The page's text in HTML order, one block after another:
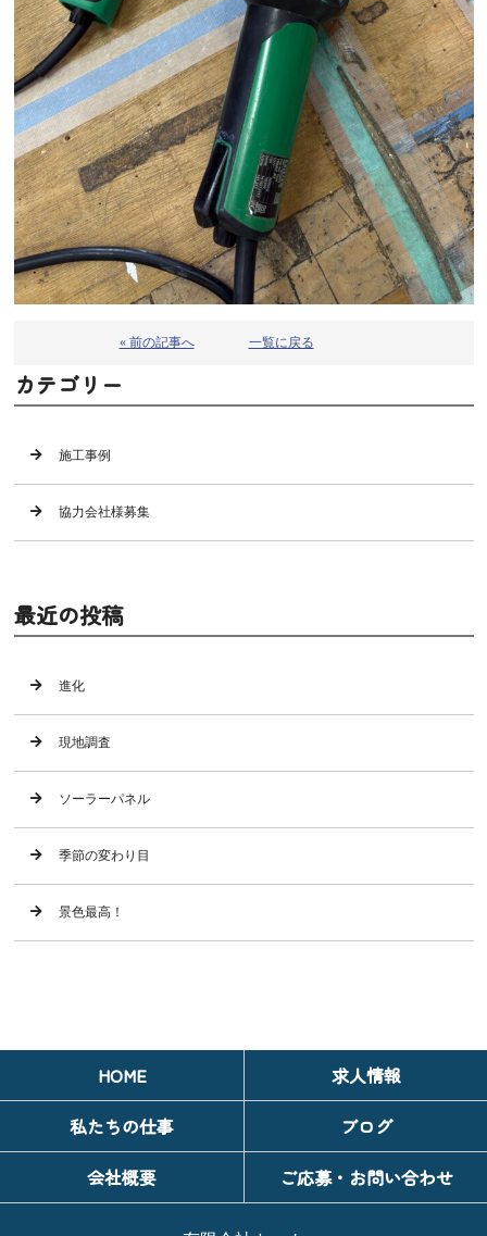
« 前の記事へ 一覧に戻る
カテゴリー
施工事例
協力会社様募集
最近の投稿
進化
現地調査
ソーラーパネル
季節の変わり目
景色最高！
HOME
求人情報
私たちの仕事
ブログ
会社概要
ご応募・お問い合わせ